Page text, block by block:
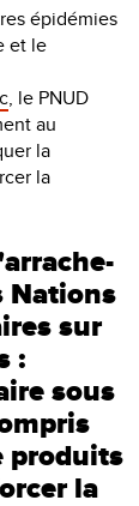
épidémies
et le
, le PNUD
au
la
la
Nations
sur
:
sous
produits
la